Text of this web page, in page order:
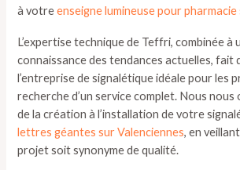
à votreenseigne lumineuse pour
L’expertise technique de Teffri, combinée à
connaissance des tendances actuelles, fait
l’entreprise de signalétique idéale pour les
recherche d’un service complet. Nous
de la création à l’installation de votre
lettres géantes sur Valenciennes, en
projet soit synonyme de qualité.